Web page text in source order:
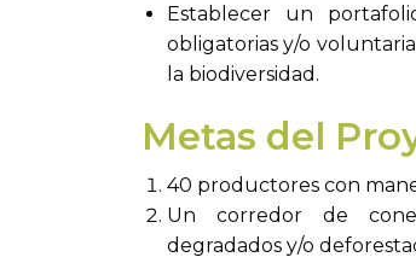
Establecer un
obligatorias y/o
la biodiversidad.
Metas del
40 productores con
Un corredor de
degradados y/o